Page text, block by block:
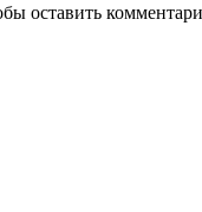
оставить